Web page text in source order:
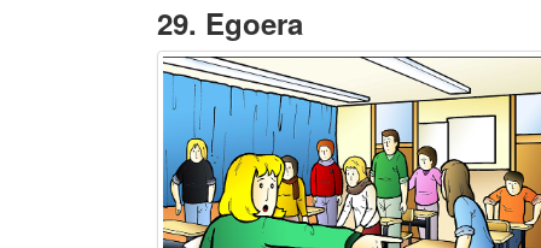
29. Egoera